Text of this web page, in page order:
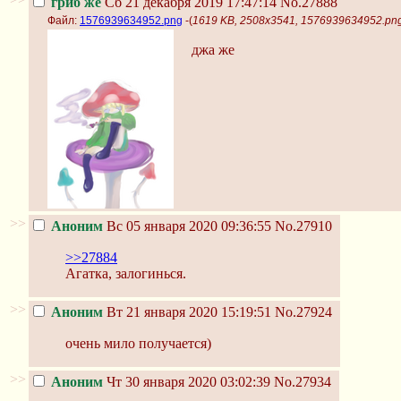
Файл: 1576939634952.png -(1619 KB, 2508x3541,
джа же
>> Аноним Вс 05 января 2020 09:36:55 No.27910
>>27884
Агатка, залогинься.
>> Аноним Вт 21 января 2020 15:19:51 No.27924
очень мило получается)
>> Аноним Чт 30 января 2020 03:02:39 No.27934